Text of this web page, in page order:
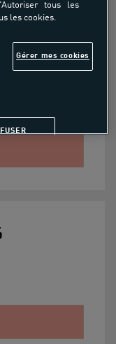
tous les
les cookies.
Gérer mes cookies